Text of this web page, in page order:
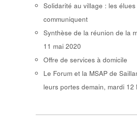
Solidarité au village : les
communiquent
Synthèse de la réunion de la
11 mai 2020
Offre de services à domicile
Le Forum et la MSAP de
leurs portes demain, mardi 12